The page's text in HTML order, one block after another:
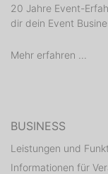
20 Jahre Event-
dir dein Event
Mehr erfahren ...
BUSINESS
Leistungen und
Informationen für